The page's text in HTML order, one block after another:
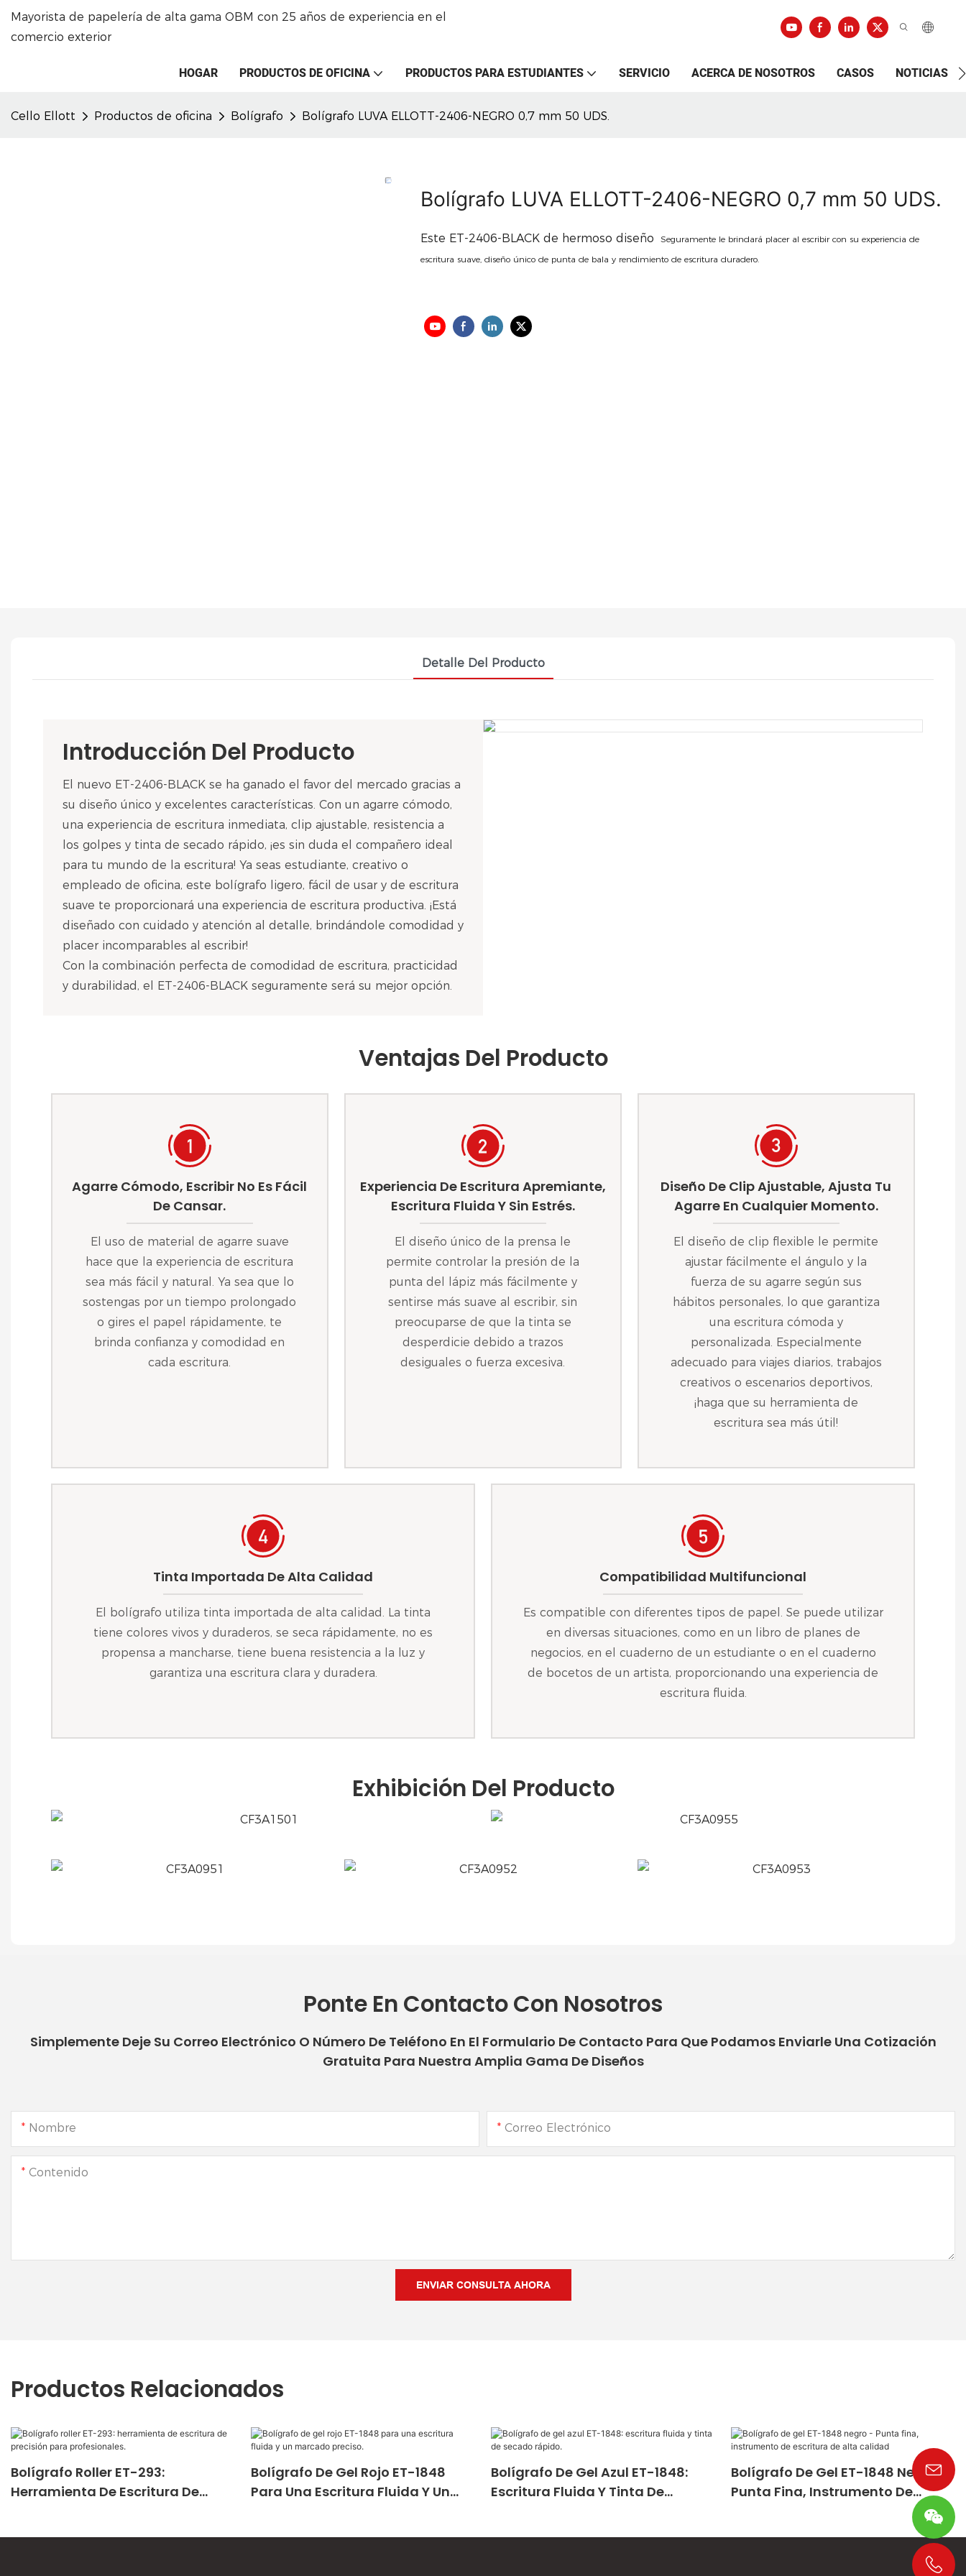
Mayorista de papelería de alta gama OBM con 25 años de experiencia en el
comercio exterior
HOGAR PRODUCTOS DE OFICINA PRODUCTOS PARA ESTUDIANTES SERVICIO ACERCA DE NOSOTROS CASOS NOTICIAS
Cello Ellott Productos de oficina Bolígrafo Bolígrafo LUVA ELLOTT-2406-NEGRO 0,7 mm 50 UDS.
Bolígrafo LUVA ELLOTT-2406-NEGRO 0,7 mm 50 UDS.
Este ET-2406-BLACK de hermoso diseño
Seguramente le brindará placer al escribir con su experiencia de
escritura suave, diseño único de punta de bala y rendimiento de escritura duradero.
Detalle Del Producto
Introducción Del Producto
El nuevo ET-2406-BLACK se ha ganado el favor del mercado gracias a
su diseño único y excelentes características. Con un agarre cómodo,
una experiencia de escritura inmediata, clip ajustable, resistencia a
los golpes y tinta de secado rápido, ¡es sin duda el compañero ideal
para tu mundo de la escritura! Ya seas estudiante, creativo o
empleado de oficina, este bolígrafo ligero, fácil de usar y de escritura
suave te proporcionará una experiencia de escritura productiva. ¡Está
diseñado con cuidado y atención al detalle, brindándole comodidad y
placer incomparables al escribir!
Con la combinación perfecta de comodidad de escritura, practicidad
y durabilidad, el ET-2406-BLACK seguramente será su mejor opción.
Ventajas Del Producto
Agarre Cómodo, Escribir No Es Fácil
De Cansar.
El uso de material de agarre suave
hace que la experiencia de escritura
sea más fácil y natural. Ya sea que lo
sostengas por un tiempo prolongado
o gires el papel rápidamente, te
brinda confianza y comodidad en
cada escritura.
Experiencia De Escritura Apremiante,
Escritura Fluida Y Sin Estrés.
El diseño único de la prensa le
permite controlar la presión de la
punta del lápiz más fácilmente y
sentirse más suave al escribir, sin
preocuparse de que la tinta se
desperdicie debido a trazos
desiguales o fuerza excesiva.
Diseño De Clip Ajustable, Ajusta Tu
Agarre En Cualquier Momento.
El diseño de clip flexible le permite
ajustar fácilmente el ángulo y la
fuerza de su agarre según sus
hábitos personales, lo que garantiza
una escritura cómoda y
personalizada. Especialmente
adecuado para viajes diarios, trabajos
creativos o escenarios deportivos,
¡haga que su herramienta de
escritura sea más útil!
Tinta Importada De Alta Calidad
El bolígrafo utiliza tinta importada de alta calidad. La tinta
tiene colores vivos y duraderos, se seca rápidamente, no es
propensa a mancharse, tiene buena resistencia a la luz y
garantiza una escritura clara y duradera.
Compatibilidad Multifuncional
Es compatible con diferentes tipos de papel. Se puede utilizar
en diversas situaciones, como en un libro de planes de
negocios, en el cuaderno de un estudiante o en el cuaderno
de bocetos de un artista, proporcionando una experiencia de
escritura fluida.
Exhibición Del Producto
Ponte En Contacto Con Nosotros
Simplemente Deje Su Correo Electrónico O Número De Teléfono En El Formulario De Contacto Para Que Podamos Enviarle Una Cotización
Gratuita Para Nuestra Amplia Gama De Diseños
Nombre Correo Electrónico
Contenido
ENVIAR CONSULTA AHORA
Productos Relacionados
Bolígrafo Roller ET-293:
Herramienta De Escritura De
Bolígrafo De Gel Rojo ET-1848
Para Una Escritura Fluida Y Un
Bolígrafo De Gel Azul ET-1848:
Escritura Fluida Y Tinta De
Bolígrafo De Gel ET-1848 Negro -
Punta Fina, Instrumento De